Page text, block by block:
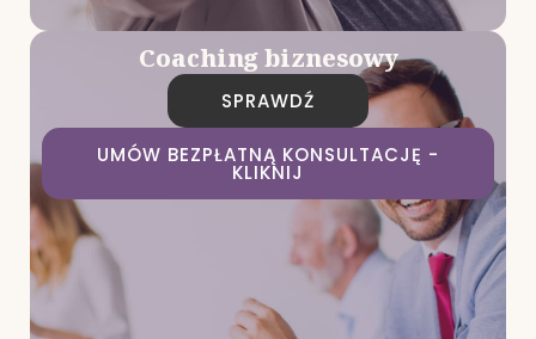
Coaching biznesowy
SPRAWDŹ
UMÓW BEZPŁATNĄ KONSULTACJĘ -
KLIKNIJ